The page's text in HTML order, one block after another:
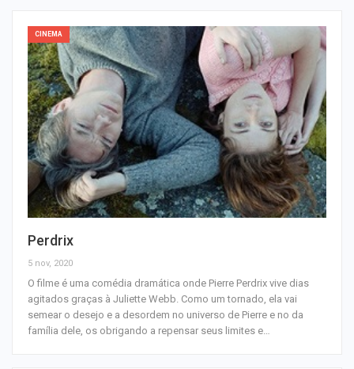
CINEMA
Perdrix
5 nov, 2020
O filme é uma comédia dramática onde Pierre Perdrix vive dias
agitados graças à Juliette Webb. Como um tornado, ela vai
semear o desejo e a desordem no universo de Pierre e no da
família dele, os obrigando a repensar seus limites e…